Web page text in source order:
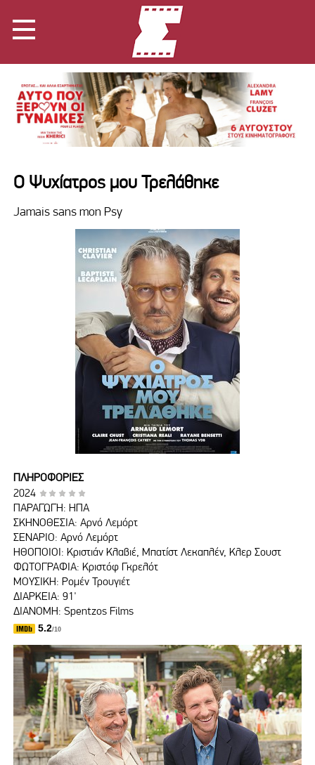
Ο Ψυχίατρος μου Τρελάθηκε
Jamais sans mon Psy
ΠΛΗΡΟΦΟΡΙΕΣ
2024
ΠΑΡΑΓΩΓΗ: ΗΠΑ
ΣΚΗΝΟΘΕΣΙΑ: Αρνό Λεμόρτ
ΣΕΝΑΡΙΟ: Αρνό Λεμόρτ
ΗΘΟΠΟΙΟΙ: Κριστιάν Κλαβιέ, Μπατίστ Λεκαπλέν, Κλερ Σουστ
ΦΩΤΟΓΡΑΦΙΑ: Κριστόφ Γκρελότ
ΜΟΥΣΙΚΗ: Ρομέν Τρουγιέτ
ΔΙΑΡΚΕΙΑ: 91'
ΔΙΑΝΟΜΗ: Spentzos Films
5.2/10